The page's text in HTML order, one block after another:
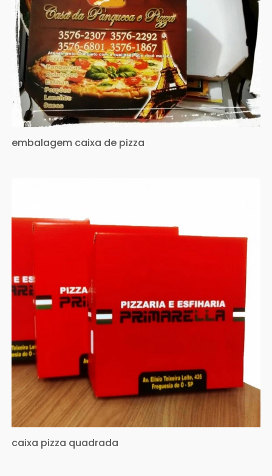
embalagem caixa de pizza
caixa pizza quadrada